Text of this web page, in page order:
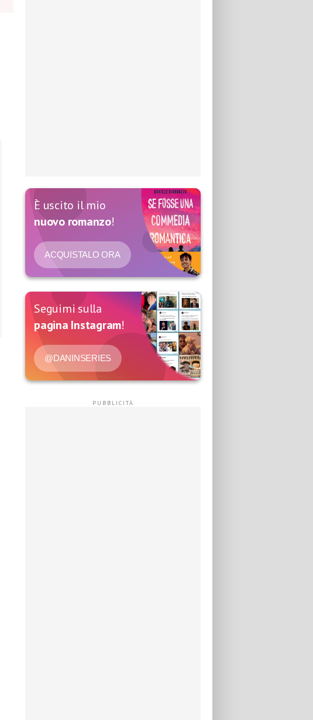
È uscito il mio
nuovo romanzo!
ACQUISTALO ORA
Seguimi sulla
pagina Instagram!
@DANINSERIES